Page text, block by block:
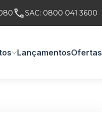
SAC: 0800 041 3600
LançamentosOfertas